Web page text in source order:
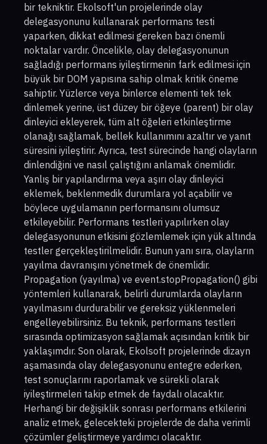
bir tekniktir. Ekolsoft'un projelerinde olay
delegasyonunu kullanarak performans testi
yaparken, dikkat edilmesi gereken bazı önemli
noktalar vardır. Öncelikle, olay delegasyonunun
sağladığı performans iyileştirmenin fark edilmesi için
büyük bir DOM yapısına sahip olmak kritik öneme
sahiptir. Yüzlerce veya binlerce elementi tek tek
dinlemek yerine, üst düzey bir öğeye (parent) bir olay
dinleyici ekleyerek, tüm alt öğeleri etkinleştirme
olanağı sağlamak, bellek kullanımını azaltır ve yanıt
süresini iyileştirir. Ayrıca, test sürecinde hangi olayların
dinlendiğini ve nasıl çalıştığını anlamak önemlidir.
Yanlış bir yapılandırma veya aşırı olay dinleyici
eklemek, beklenmedik durumlara yol açabilir ve
böylece uygulamanın performansını olumsuz
etkileyebilir. Performans testleri yapılırken olay
delegasyonunun etkisini gözlemlemek için yük altında
testler gerçekleştirilmelidir. Bunun yanı sıra, olayların
yayılma davranışını yönetmek de önemlidir.
Propagation (yayılma) ve event.stopPropagation() gibi
yöntemleri kullanarak, belirli durumlarda olayların
yayılmasını durdurabilir ve gereksiz yüklenmeleri
engelleyebilirsiniz. Bu teknik, performans testleri
sırasında optimizasyon sağlamak açısından kritik bir
yaklaşımdır. Son olarak, Ekolsoft projelerinde dizayn
aşamasında olay delegasyonunu entegre ederken,
test sonuçlarını raporlamak ve sürekli olarak
iyileştirmeleri takip etmek de faydalı olacaktır.
Herhangi bir değişiklik sonrası performans etkilerini
analiz etmek, gelecekteki projelerde de daha verimli
çözümler geliştirmeye yardımcı olacaktır.